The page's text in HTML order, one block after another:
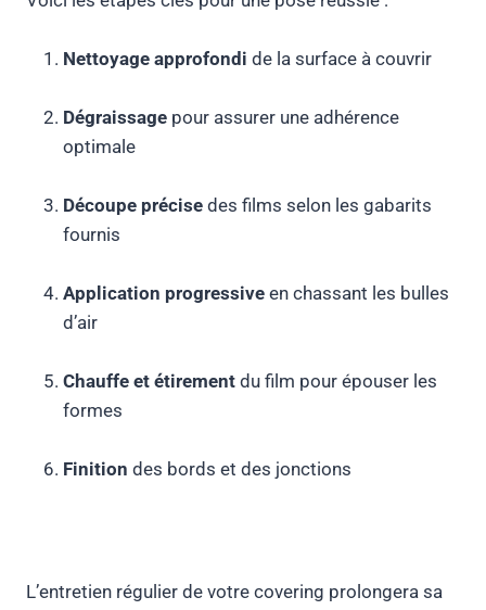
Nettoyage approfondi de la surface à couvrir
Dégraissage pour assurer une adhérence
optimale
Découpe précise des films selon les gabarits
fournis
Application progressive en chassant les bulles
d’air
Chauffe et étirement du film pour épouser les
formes
Finition des bords et des jonctions
L’entretien régulier de votre covering prolongera sa